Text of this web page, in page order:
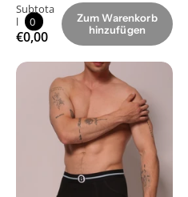
Subtota
l
0
€0,00
Zum Warenkorb
hinzufügen